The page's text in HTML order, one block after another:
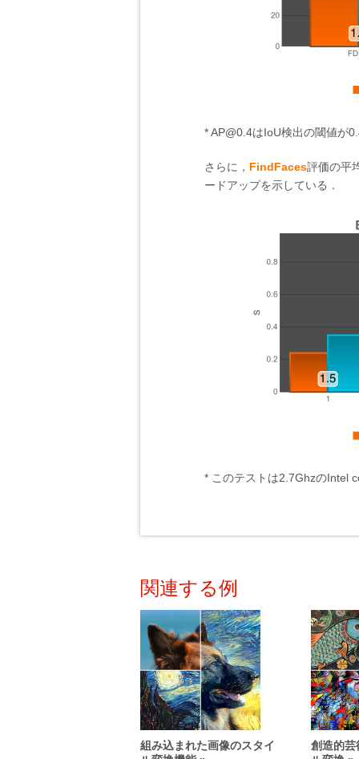
* AP@0.4はIoU検出の閾値が
さらに， FindFaces評価の平
ードアップを示している．
* このテストは2.7GhzのIntel
関連する例
組み込まれた画像のスタイ
創造的芸